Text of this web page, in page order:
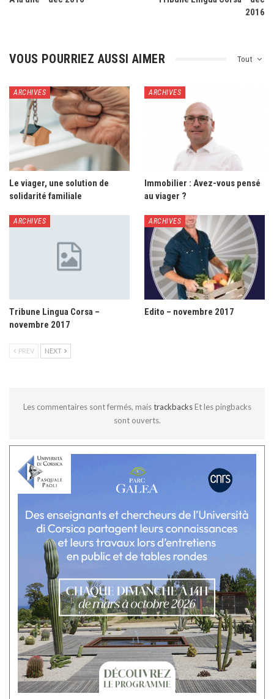
2016
Tout
VOUS POURRIEZ AUSSI AIMER
ARCHIVES
Le viager, une solution de
solidarité familiale
ARCHIVES
Immobilier : Avez-vous pensé
au viager ?
ARCHIVES
Tribune Lingua Corsa –
novembre 2017
ARCHIVES
Edito – novembre 2017
PREV NEXT
Les commentaires sont fermés, maistrackbacks Et les pingbacks
sont ouverts.